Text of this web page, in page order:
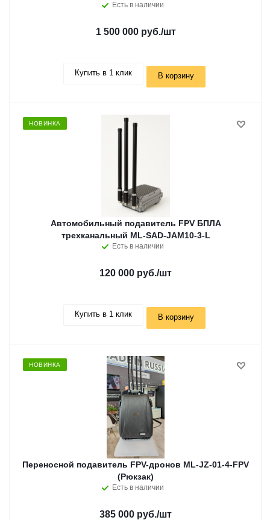
Есть в наличии
1 500 000 руб./шт
Купить в 1 клик В корзину
НОВИНКА
Автомобильный подавитель FPV БПЛА
трехканальный ML-SAD-JAM10-3-L
Есть в наличии
120 000 руб./шт
Купить в 1 клик В корзину
НОВИНКА
Переносной подавитель FPV-дронов ML-JZ-01-4-FPV
(Рюкзак)
Есть в наличии
385 000 руб./шт